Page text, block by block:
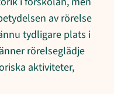
av rörelse
tydligare plats i
rörelseglädje
aktiviteter,